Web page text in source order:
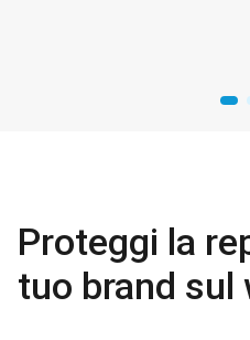
Proteggi la
tuo brand sul